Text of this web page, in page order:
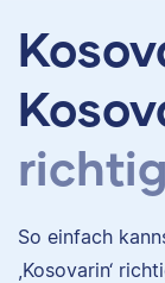
So einfach
,Kosovarin‘